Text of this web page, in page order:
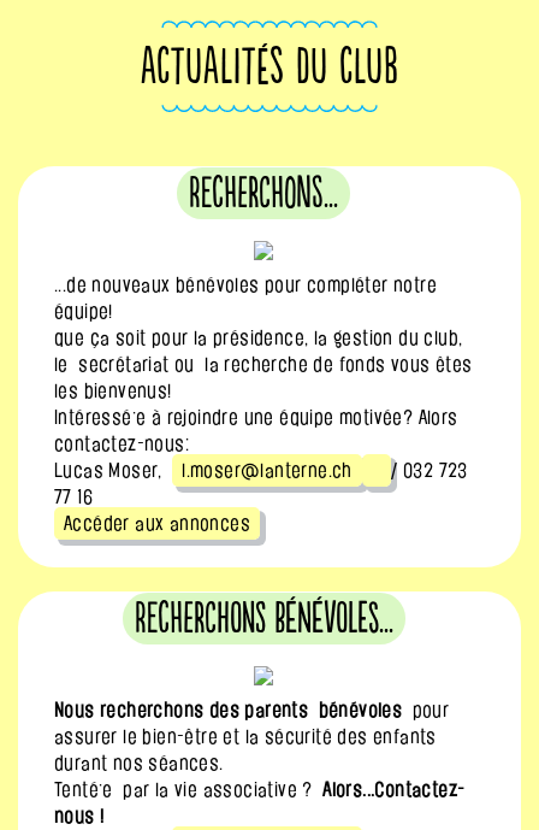
ACTUALITÉS DU CLUB
Recherchons...
...de nouveaux bénévoles pour compléter notre
équipe!
que ça soit pour la présidence, la gestion du club,
le secrétariat ou la recherche de fonds vous êtes
les bienvenus!
Intéressé·e à rejoindre une équipe motivée? Alors
contactez-nous:
Lucas Moser,
l.moser@lanterne.ch
/ 032 723
77 16
Accéder aux annonces
Recherchons bénévoles...
Nous recherchons des parents bénévoles pour
assurer le bien-être et la sécurité des enfants
durant nos séances.
Tenté·e par la vie associative ?Alors...Contactez-
nous !